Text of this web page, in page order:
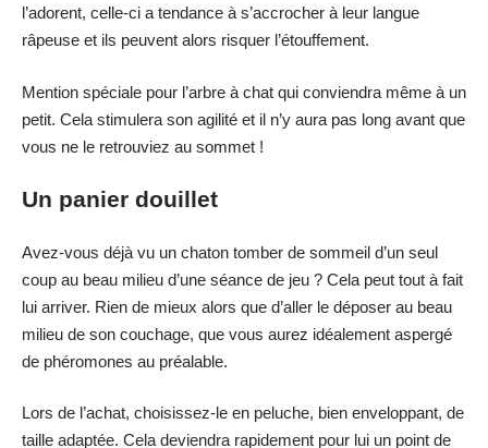
l’adorent, celle-ci a tendance à s’accrocher à leur langue
râpeuse et ils peuvent alors risquer l’étouffement.
Mention spéciale pour l’arbre à chat qui conviendra même à un
petit. Cela stimulera son agilité et il n’y aura pas long avant que
vous ne le retrouviez au sommet !
Un panier douillet
Avez-vous déjà vu un chaton tomber de sommeil d’un seul
coup au beau milieu d’une séance de jeu ? Cela peut tout à fait
lui arriver. Rien de mieux alors que d’aller le déposer au beau
milieu de son couchage, que vous aurez idéalement aspergé
de phéromones au préalable.
Lors de l’achat, choisissez-le en peluche, bien enveloppant, de
taille adaptée. Cela deviendra rapidement pour lui un point de